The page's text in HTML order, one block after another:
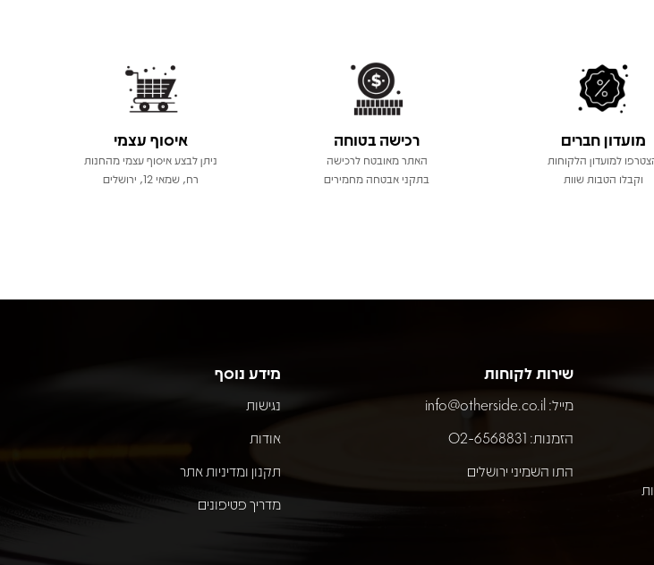
מועדון חברים
למועדון הלקוחות
וקבלו הטבות שוות
רכישה בטוחה
האתר מאובטח לרכישה
בתקני אבטחה מחמירים
איסוף עצמי
ניתן לבצע איסוף עצמי מהחנות
רח, שמאי 12, ירושלים
שירות לקוחות
מייל: info@otherside.co.il
הזמנות: 02-6568831
התו השמיני ירושלים
מידע נוסף
נגישות
אודות
תקנון ומדיניות אתר
מדריך פטיפונים